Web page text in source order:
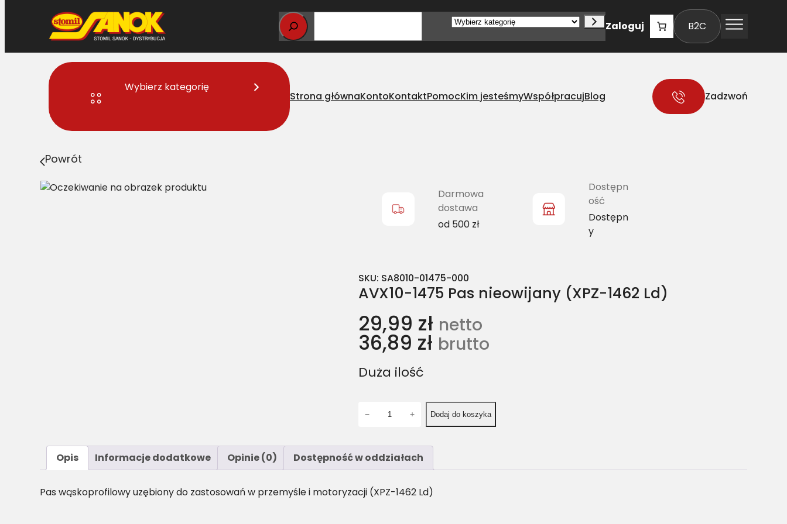
Wybierz
Zaloguj B2C
Wybierz kategorię
Strona głównaKontoKontaktPomocKim jesteśmyWspółpracujBlog Zadzwoń
Strona główna > AVX10-1475 Pas nieowijany (XPZ-1462 Ld)
Powrót
Darmowa
dostawa
od 500 zł
Dostępn
ość
Dostępn
y
SKU: SA8010-01475-000
AVX10-1475 Pas nieowijany (XPZ-1462 Ld)
29,99 zł netto
36,89 zł brutto
Duża ilość
ś
ć
V
− + Dodaj do koszyka
Opis Informacje dodatkowe Opinie (0) Dostępność w oddziałach
Pas wąskoprofilowy uzębiony do zastosowań w przemyśle i motoryzacji (XPZ-1462 Ld)